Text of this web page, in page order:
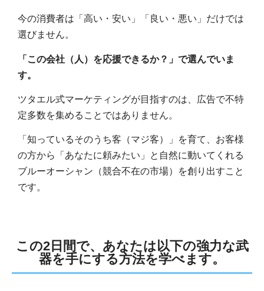
今の消費者は「高い・安い」「良い・悪い」だけでは
選びません。
「この会社（人）を応援できるか？」で選んでいま
す。
ツタエル式マーケティングが目指すのは、広告で不特
定多数を集めることではありません。
「知っているそのうち客（マジ客）」を育て、お客様
の方から「あなたに頼みたい」と自然に動いてくれる
ブルーオーシャン（競合不在の市場）を創り出すこと
です。
この2日間で、あなたは以下の強力な武
器を手にする方法を学べます。